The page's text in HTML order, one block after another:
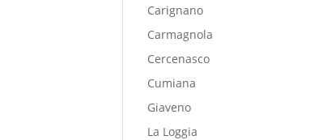
Carignano
Carmagnola
Cercenasco
Cumiana
Giaveno
La Loggia